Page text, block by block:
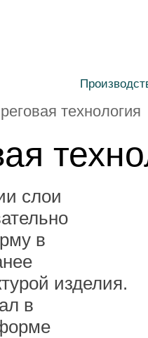
технология
слои
в
изделия.
в